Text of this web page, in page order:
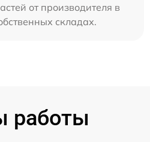
от производителя в
складах.
работы